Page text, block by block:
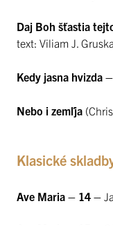
Daj Boh šťastia
text: Viliam J.
Kedy jasna hvizda
Nebo i zemľja
Klasické
Ave Maria – 14 –